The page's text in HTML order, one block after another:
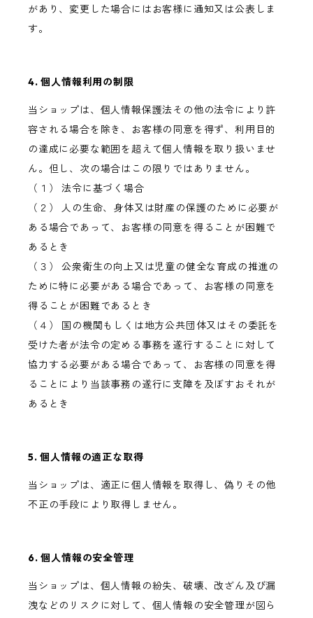
があり、変更した場合にはお客様に通知又は公表しま
す。
4. 個人情報利用の制限
当ショップは、個人情報保護法その他の法令により許
容される場合を除き、お客様の同意を得ず、利用目的
の達成に必要な範囲を超えて個人情報を取り扱いませ
ん。但し、次の場合はこの限りではありません。
（１） 法令に基づく場合
（２） 人の生命、身体又は財産の保護のために必要が
ある場合であって、お客様の同意を得ることが困難で
あるとき
（３） 公衆衛生の向上又は児童の健全な育成の推進の
ために特に必要がある場合であって、お客様の同意を
得ることが困難であるとき
（４） 国の機関もしくは地方公共団体又はその委託を
受けた者が法令の定める事務を遂行することに対して
協力する必要がある場合であって、お客様の同意を得
ることにより当該事務の遂行に支障を及ぼすおそれが
あるとき
5. 個人情報の適正な取得
当ショップは、適正に個人情報を取得し、偽りその他
不正の手段により取得しません。
6. 個人情報の安全管理
当ショップは、個人情報の紛失、破壊、改ざん及び漏
洩などのリスクに対して、個人情報の安全管理が図ら